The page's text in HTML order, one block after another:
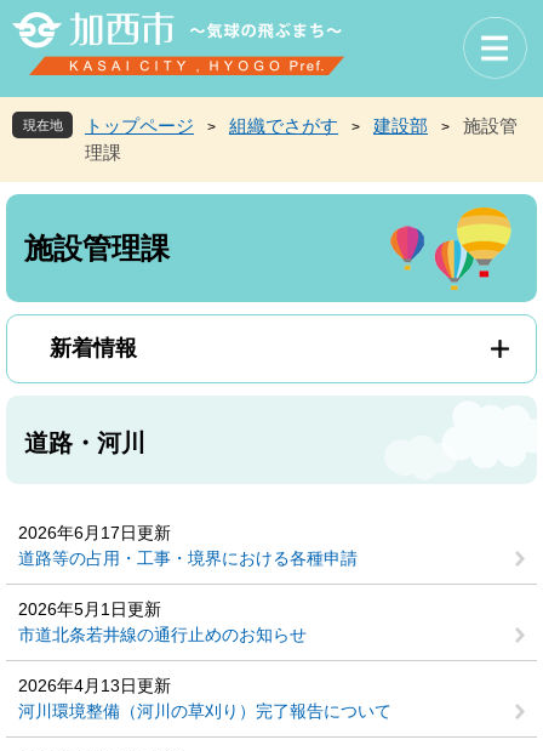
先
頭
す
を
飛
し
へ
現在地 トップページ > 組織でさがす > 建設部 >
施設管
理課
本
施設管理課
新着情報
道路・河川
2026年6月17日更新
道路等の占用・工事・境界における各種申請
2026年5月1日更新
市道北条若井線の通行止めのお知らせ
2026年4月13日更新
河川環境整備（河川の草刈り）完了報告について